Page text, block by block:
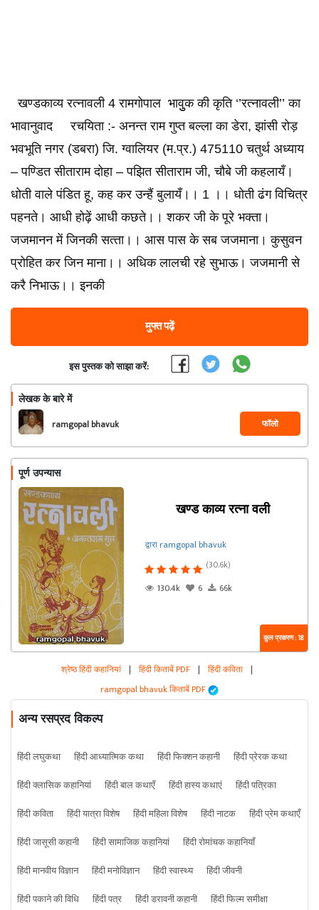
खण्‍डकाव्‍य रत्‍नावली 4 रामगोपाल भावुुक की कृति ‘’रत्‍नावली’’ का
भावानुवाद रचयिता :- अनन्‍त राम गुप्‍त बल्‍ला का डेरा, झांसी रोड़
भवभूति नगर (डबरा) जि. ग्‍वालियर (म.प्र.) 475110 चतुर्थ अध्‍याय
– पण्डित सीताराम दोहा – पझित सीताराम जी, चौबे जी कहलायँ।
धोती वाले पंडित हू, कह कर उन्‍हैं बुलायँ।। 1 ।। धोती ढंग विचित्र
पहनते। आधी होढ़ें आधी कछते।। शकर जी के पूरे भक्‍ता।
जजमानन में जिनकी सत्‍ता।। आस पास के सब जजमाना। कुसुवन
प्रोहित कर जिन माना।। अधिक लालची रहे सुभाऊ। जजमानी से
करै निभाऊ।। इनकी
मुफ्त पढ़ें
इस पुस्तक को साझा करें:
लेखक के बारे में
ramgopal bhavuk फॉलो
पूर्ण उपन्यास
खण्ड काव्य रत्ना वली
द्वारा ramgopal bhavuk
(30.6k)
130.4k
6 66k
कुल प्रकरण : 18
श्रेष्ठ हिंदी कहानियां | हिंदी किताबें PDF | हिंदी कविता |
ramgopal bhavuk किताबें PDF
अन्य रसप्रद विकल्प
हिंदी लघुकथा हिंदी आध्यात्मिक कथा हिंदी फिक्शन कहानी
हिंदी प्रेरक कथा
हिंदी क्लासिक कहानियां
हिंदी बाल कथाएँ हिंदी हास्य कथाएं
हिंदी पत्रिका
हिंदी कविता
हिंदी यात्रा विशेष हिंदी महिला विशेष हिंदी नाटक
हिंदी प्रेम कथाएँ
हिंदी जासूसी कहानी
हिंदी सामाजिक कहानियां
हिंदी रोमांचक कहानियाँ
हिंदी मानवीय विज्ञान
हिंदी मनोविज्ञान हिंदी स्वास्थ्य
हिंदी जीवनी
हिंदी पकाने की विधि
हिंदी पत्र हिंदी डरावनी कहानी हिंदी फिल्म समीक्षा